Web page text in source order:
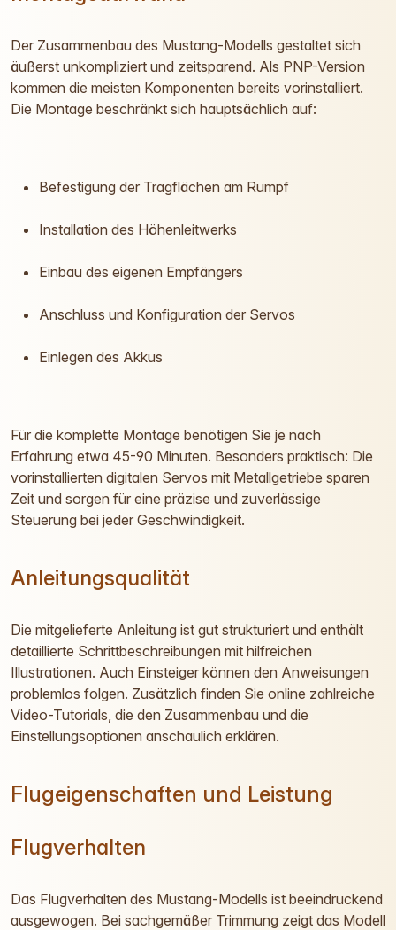
Der Zusammenbau des Mustang-Modells gestaltet sich
äußerst unkompliziert und zeitsparend. Als PNP-Version
kommen die meisten Komponenten bereits vorinstalliert.
Die Montage beschränkt sich hauptsächlich auf:
Befestigung der Tragflächen am Rumpf
Installation des Höhenleitwerks
Einbau des eigenen Empfängers
Anschluss und Konfiguration der Servos
Einlegen des Akkus
Für die komplette Montage benötigen Sie je nach
Erfahrung etwa 45-90 Minuten. Besonders praktisch: Die
vorinstallierten digitalen Servos mit Metallgetriebe sparen
Zeit und sorgen für eine präzise und zuverlässige
Steuerung bei jeder Geschwindigkeit.
Anleitungsqualität
Die mitgelieferte Anleitung ist gut strukturiert und enthält
detaillierte Schrittbeschreibungen mit hilfreichen
Illustrationen. Auch Einsteiger können den Anweisungen
problemlos folgen. Zusätzlich finden Sie online zahlreiche
Video-Tutorials, die den Zusammenbau und die
Einstellungsoptionen anschaulich erklären.
Flugeigenschaften und Leistung
Flugverhalten
Das Flugverhalten des Mustang-Modells ist beeindruckend
ausgewogen. Bei sachgemäßer Trimmung zeigt das Modell